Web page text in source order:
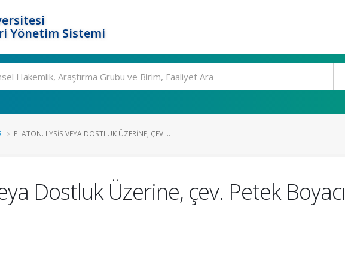
Yönetim Sistemi
PLATON. LYSIS VEYA DOSTLUK ÜZERINE, ÇEV....
Dostluk Üzerine, çev. Petek Boyacı